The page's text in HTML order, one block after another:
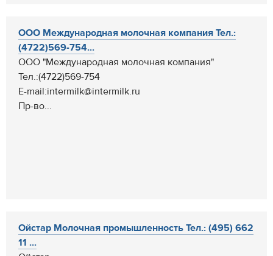
ООО Международная молочная компания Тел.:
(4722)569-754...
ООО "Международная молочная компания"
Тел.:(4722)569-754
E-mail:intermilk@intermilk.ru
Пр-во...
Ойстар Молочная промышленность Тел.: (495) 662
11 ...